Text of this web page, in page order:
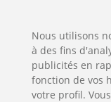
Nous utilisons
à des fins
publicités en
fonction de vos
votre profil.